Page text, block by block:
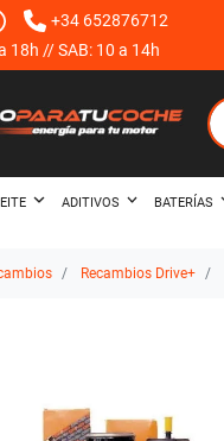
+34 652876712
18h // SAB: 10 a 14h
ADITIVOS BATERÍAS
Recambios Drive+